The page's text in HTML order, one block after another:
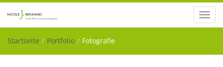
Startseite
Portfolio Fotografie